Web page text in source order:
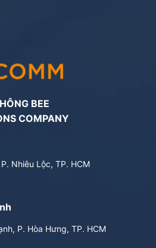
BEE
COMPANY
Nhiêu Lộc, TP. HCM
P. Hòa Hưng, TP. HCM